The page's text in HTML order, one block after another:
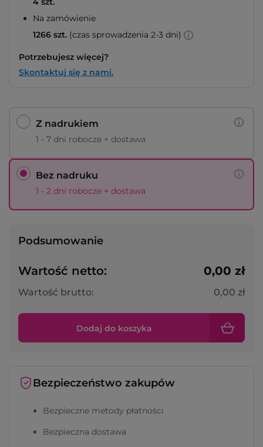
Na zamówienie
1266 szt. (czas sprowadzenia 2-3 dni)
Potrzebujesz więcej?
Skontaktuj się z nami.
Z nadrukiem
1 - 7 dni robocze + dostawa
Bez nadruku
1 - 2 dni robocze + dostawa
Podsumowanie
Wartość netto: 0,00 zł
Wartość brutto: 0,00 zł
Dodaj do koszyka
Bezpieczeństwo zakupów
Bezpieczne metody płatności
Bezpieczna dostawa